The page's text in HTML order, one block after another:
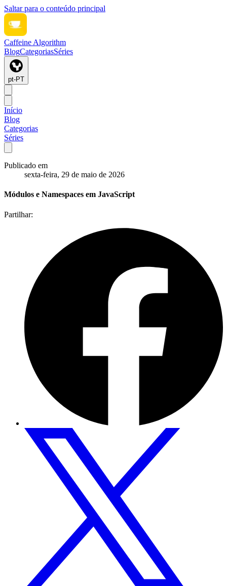
Saltar para o conteúdo principal
Caffeine Algorithm
BlogCategoriasSéries
pt-PT
Início
Blog
Categorias
Séries
Publicado em
sexta-feira, 29 de maio de 2026
Módulos e Namespaces em JavaScript
Partilhar: